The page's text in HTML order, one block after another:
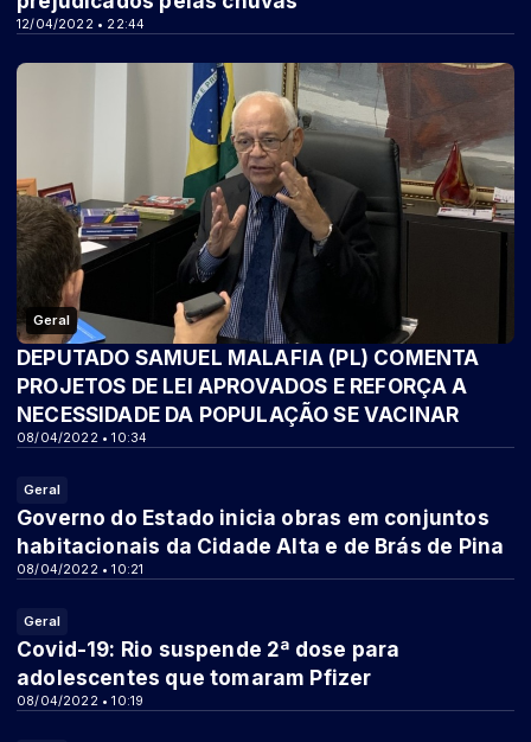
12/04/2022 • 22:44
Geral
08/04/2022 • 10:34
DEPUTADO SAMUEL MALAFIA (PL) COMENTA
PROJETOS DE LEI APROVADOS E REFORÇA A
NECESSIDADE DA POPULAÇÃO SE VACINAR
Geral
08/04/2022 • 10:21
Governo do Estado inicia obras em conjuntos
habitacionais da Cidade Alta e de Brás de Pina
Geral
08/04/2022 • 10:19
Covid-19: Rio suspende 2ª dose para
adolescentes que tomaram Pfizer